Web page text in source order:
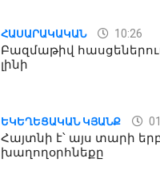
ՀԱՍԱՐԱԿԱԿԱՆ 10:26
Բազմաթիվ հասցեներում
լինի
ԵԿԵՂԵՑԱԿԱՆ ԿՅԱՆՔ
Հայտնի է՝ այս տարի
խաղողօրհնեքը